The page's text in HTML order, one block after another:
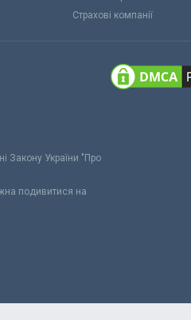
Страхові компанії
Закону України "Про
подивитися на